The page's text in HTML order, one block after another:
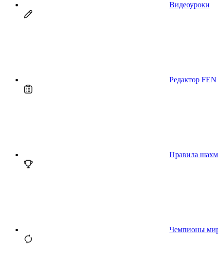
Видеоуроки
Редактор FEN
Правила
Чемпионы